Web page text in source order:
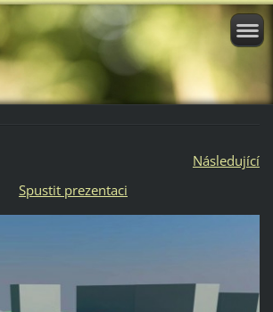
Následující
Spustit prezentaci